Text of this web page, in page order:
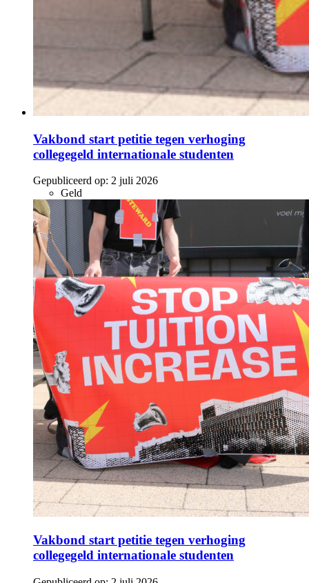
Vakbond start petitie tegen verhoging
collegegeld internationale studenten
Gepubliceerd op: 2 juli 2026
Geld
Vakbond start petitie tegen verhoging
collegegeld internationale studenten